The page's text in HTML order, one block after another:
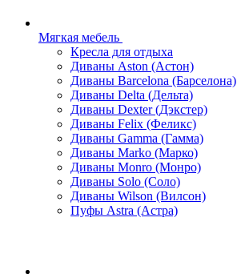
Мягкая мебель
Кресла для отдыха
Диваны Aston (Астон)
Диваны Barcelona (Барселона)
Диваны Delta (Дельта)
Диваны Dexter (Дэкстер)
Диваны Felix (Феликс)
Диваны Gamma (Гамма)
Диваны Marko (Марко)
Диваны Monro (Монро)
Диваны Solo (Соло)
Диваны Wilson (Вилсон)
Пуфы Astra (Астра)